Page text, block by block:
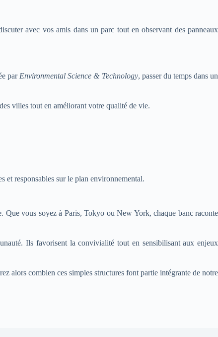
avec vos amis dans un parc tout en observant des panneaux
par Environmental Science & Technology, passer du temps dans un
villes tout en améliorant votre qualité de vie.
et responsables sur le plan environnemental.
Que vous soyez à Paris, Tokyo ou New York, chaque banc raconte
Ils favorisent la convivialité tout en sensibilisant aux enjeux
alors combien ces simples structures font partie intégrante de notre